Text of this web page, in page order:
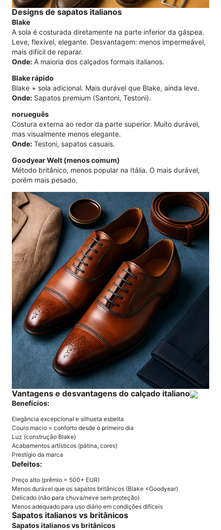
Designs de sapatos italianos
Blake
A sola é costurada diretamente na parte inferior da gáspea.
Leve, flexível, elegante. Desvantagem: menos impermeável,
mais difícil de reparar.
Onde: A maioria dos calçados formais italianos.
Blake rápido
Blake + sola adicional. Mais durável que Blake, ainda leve.
Onde: Sapatos premium (Santoni, Testoni).
norueguês
Costura externa ao redor da parte superior. Muito durável,
mas visualmente menos elegante.
Onde: Testoni, sapatos casuais.
Goodyear Welt (menos comum)
Método britânico, menos popular na Itália. O mais durável,
porém mais pesado.
Vantagens e desvantagens do calçado italiano
Benefícios:
Elegância excepcional e silhueta esbelta
Couro macio = conforto desde o primeiro dia
Luz (construção Blake)
Acabamentos artísticos (pátina, cores)
Prestígio da marca
Defeitos:
Preço alto (prêmio = 500+ EUR)
Menos durável que os sapatos britânicos (Blake <Goodyear)
Delicado (não para chuva/neve sem proteção)
Menos adequado para uso diário em condições difíceis
Sapatos italianos vs britânicos
Sapatos italianos vs britânicos